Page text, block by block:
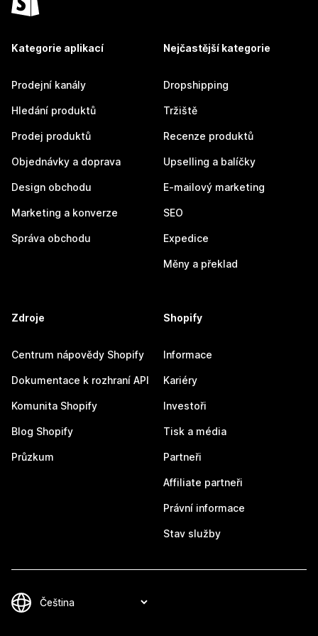
Kategorie aplikací
Prodejní kanály
Hledání produktů
Prodej produktů
Objednávky a doprava
Design obchodu
Marketing a konverze
Správa obchodu
Nejčastější kategorie
Dropshipping
Tržiště
Recenze produktů
Upselling a balíčky
E-mailový marketing
SEO
Expedice
Měny a překlad
Zdroje
Centrum nápovědy Shopify
Dokumentace k rozhraní API
Komunita Shopify
Blog Shopify
Průzkum
Shopify
Informace
Kariéry
Investoři
Tisk a média
Partneři
Affiliate partneři
Právní informace
Stav služby